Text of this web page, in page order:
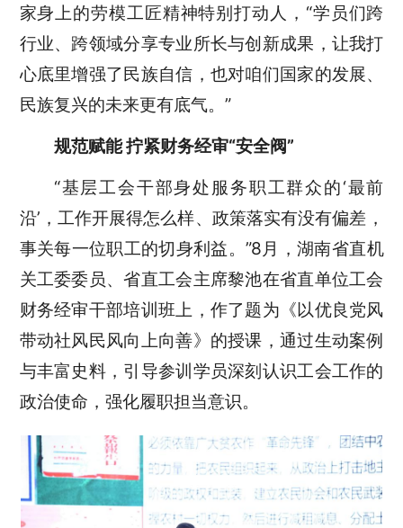
家身上的劳模工匠精神特别打动人，“学员们跨
行业、跨领域分享专业所长与创新成果，让我打
心底里增强了民族自信，也对咱们国家的发展、
民族复兴的未来更有底气。”
规范赋能 拧紧财务经审“安全阀”
“基层工会干部身处服务职工群众的‘最前
沿’，工作开展得怎么样、政策落实有没有偏差，
事关每一位职工的切身利益。”8月，湖南省直机
关工委委员、省直工会主席黎池在省直单位工会
财务经审干部培训班上，作了题为《以优良党风
带动社风民风向上向善》的授课，通过生动案例
与丰富史料，引导参训学员深刻认识工会工作的
政治使命，强化履职担当意识。